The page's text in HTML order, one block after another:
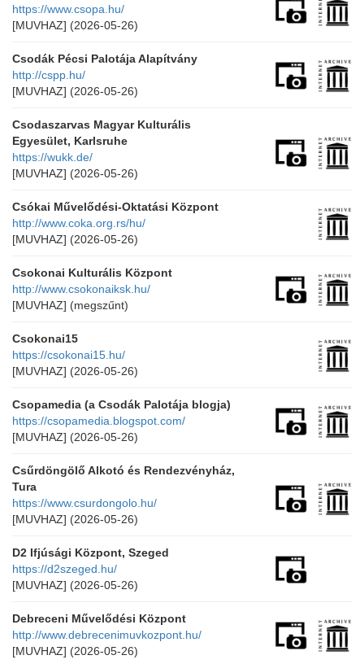
https://www.csopa.hu/
[MUVHAZ] (2026-05-26)
Csodák Pécsi Palotája Alapítvány
http://cspp.hu/
[MUVHAZ] (2026-05-26)
Csodaszarvas Magyar Kulturális
Egyesület, Karlsruhe
https://wukk.de/
[MUVHAZ] (2026-05-26)
Csókai Művelődési-Oktatási Központ
http://www.coka.org.rs/hu/
[MUVHAZ] (2026-05-26)
Csokonai Kulturális Központ
http://www.csokonaiksk.hu/
[MUVHAZ] (megszűnt)
Csokonai15
https://csokonai15.hu/
[MUVHAZ] (2026-05-26)
Csopamedia (a Csodák Palotája blogja)
https://csopamedia.blogspot.com/
[MUVHAZ] (2026-05-26)
Csűrdöngölő Alkotó és Rendezvényház,
Tura
https://www.csurdongolo.hu/
[MUVHAZ] (2026-05-26)
D2 Ifjúsági Központ, Szeged
https://d2szeged.hu/
[MUVHAZ] (2026-05-26)
Debreceni Művelődési Központ
http://www.debrecenimuvkozpont.hu/
[MUVHAZ] (2026-05-26)